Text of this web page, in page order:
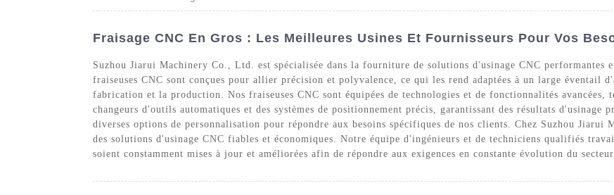
Fraisage CNC En Gros : Les Meilleures Usines Et Fournisseurs Pour Vos
Suzhou Jiarui Machinery Co., Ltd. est spécialisée dans la fourniture de solutions d'usinage CNC performantes
fraiseuses CNC sont conçues pour allier précision et polyvalence, ce qui les rend adaptées à un large éventail
fabrication et la production. Nos fraiseuses CNC sont équipées de technologies et de fonctionnalités avancées,
changeurs d'outils automatiques et des systèmes de positionnement précis, garantissant des résultats d'usinage
diverses options de personnalisation pour répondre aux besoins spécifiques de nos clients. Chez Suzhou
des solutions d'usinage CNC fiables et économiques. Notre équipe d'ingénieurs et de techniciens qualifiés
soient constamment mises à jour et améliorées afin de répondre aux exigences en constante évolution du secteur.